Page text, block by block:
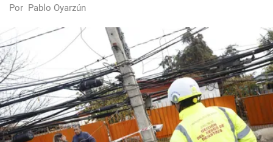
Por Pablo Oyarzún